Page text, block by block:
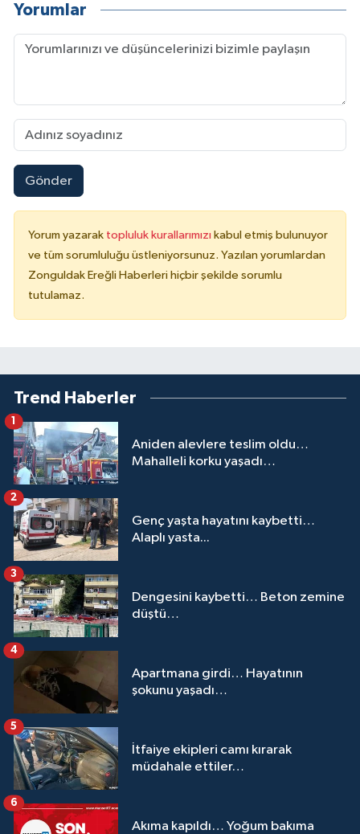
Yorumlar
Gönder
Yorum yazarak topluluk kurallarımızı kabul etmiş bulunuyor
ve tüm sorumluluğu üstleniyorsunuz. Yazılan yorumlardan
Zonguldak Ereğli Haberleri hiçbir şekilde sorumlu
tutulamaz.
Trend Haberler
Aniden alevlere teslim oldu…
Mahalleli korku yaşadı…
1
Genç yaşta hayatını kaybetti…
Alaplı yasta...
2
Dengesini kaybetti… Beton zemine
düştü…
3
Apartmana girdi… Hayatının
şokunu yaşadı…
4
İtfaiye ekipleri camı kırarak
müdahale ettiler…
5
Akıma kapıldı… Yoğum bakıma
6